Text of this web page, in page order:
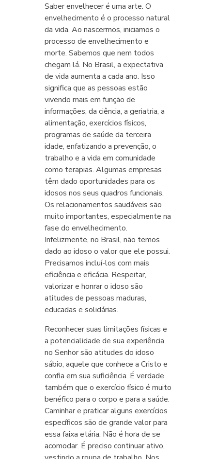
Saber envelhecer é uma arte. O
envelhecimento é o processo natural
da vida. Ao nascermos, iniciamos o
processo de envelhecimento e
morte. Sabemos que nem todos
chegam lá. No Brasil, a expectativa
de vida aumenta a cada ano. Isso
significa que as pessoas estão
vivendo mais em função de
informações, da ciência, a geriatria, a
alimentação, exercícios físicos,
programas de saúde da terceira
idade, enfatizando a prevenção, o
trabalho e a vida em comunidade
como terapias. Algumas empresas
têm dado oportunidades para os
idosos nos seus quadros funcionais.
Os relacionamentos saudáveis são
muito importantes, especialmente na
fase do envelhecimento.
Infelizmente, no Brasil, não temos
dado ao idoso o valor que ele possui.
Precisamos incluí-los com mais
eficiência e eficácia. Respeitar,
valorizar e honrar o idoso são
atitudes de pessoas maduras,
educadas e solidárias.
Reconhecer suas limitações físicas e
a potencialidade de sua experiência
no Senhor são atitudes do idoso
sábio, aquele que conhece a Cristo e
confia em sua suficiência. É verdade
também que o exercício físico é muito
benéfico para o corpo e para a saúde.
Caminhar e praticar alguns exercícios
específicos são de grande valor para
essa faixa etária. Não é hora de se
acomodar. É preciso continuar ativo,